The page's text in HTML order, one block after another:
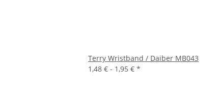
Terry Wristband / Daiber MB043
1,48 € - 1,95 € *